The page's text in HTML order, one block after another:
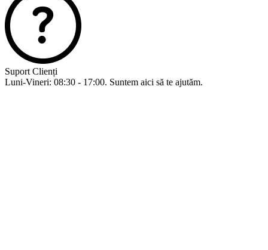
Suport Clienți
Luni-Vineri: 08:30 - 17:00. Suntem aici să te ajutăm.